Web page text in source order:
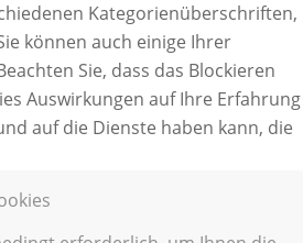
Kategorienüberschriften,
können auch einige Ihrer
Sie, dass das Blockieren
Auswirkungen auf Ihre Erfahrung
auf die Dienste haben kann, die